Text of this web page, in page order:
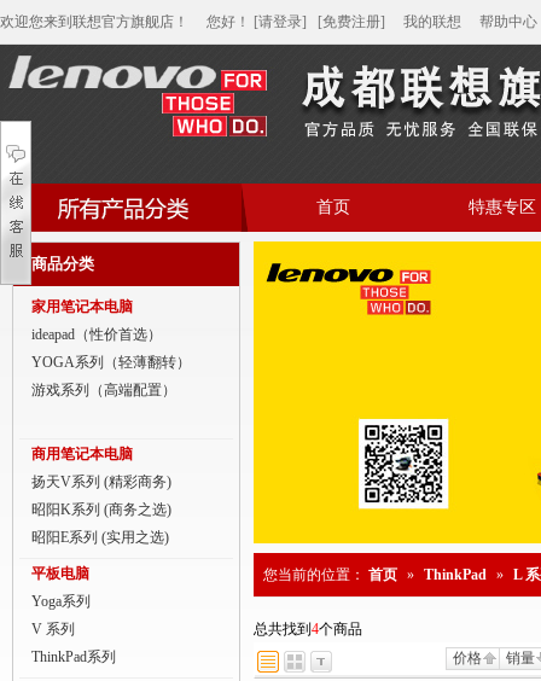
欢迎您来到联想官方旗舰店！ 您好 ！ [请登录] [免费注册] 我的联想 帮助中心
家用笔记本电脑
商用笔记本电脑
平板电脑
商用分体台式机
家用一体台式机
ThinkPad
ThinkStation工作站
首页 特惠专区
商品分类
家用笔记本电脑
ideapad（性价首选）
YOGA系列（轻薄翻转）
游戏系列（高端配置）
商用笔记本电脑
扬天V系列 (精彩商务)
昭阳K系列 (商务之选)
昭阳E系列 (实用之选)
平板电脑
Yoga系列
V 系列
ThinkPad系列
您当前的位置： 首页 » ThinkPad » L
总共找到 4个商品
价格
销量